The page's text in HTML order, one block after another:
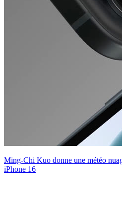
Ming-Chi Kuo donne une météo
iPhone 16